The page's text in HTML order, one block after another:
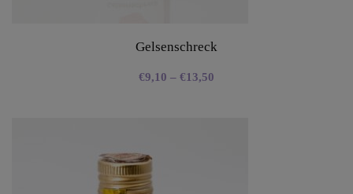
Gelsenschreck
€9,10 – €13,50